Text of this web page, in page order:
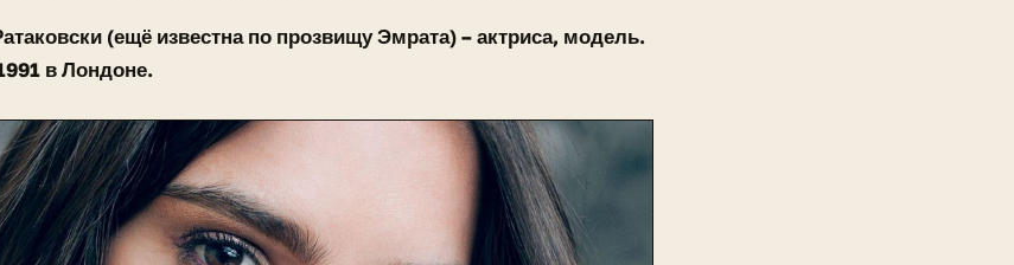
(ещё известна по прозвищу Эмрата) – актриса, модель.
в Лондоне.